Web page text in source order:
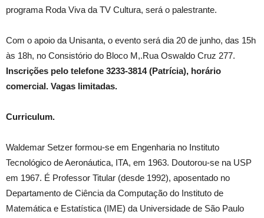
programa Roda Viva da TV Cultura, será o palestrante.
Com o apoio da Unisanta, o evento será dia 20 de junho, das 15h
às 18h, no Consistório do Bloco M,.Rua Oswaldo Cruz 277.
Inscrições pelo telefone 3233-3814 (Patrícia), horário
comercial. Vagas limitadas.
Curriculum.
Waldemar Setzer formou-se em Engenharia no Instituto
Tecnológico de Aeronáutica, ITA, em 1963. Doutorou-se na USP
em 1967. É Professor Titular (desde 1992), aposentado no
Departamento de Ciência da Computação do Instituto de
Matemática e Estatística (IME) da Universidade de São Paulo